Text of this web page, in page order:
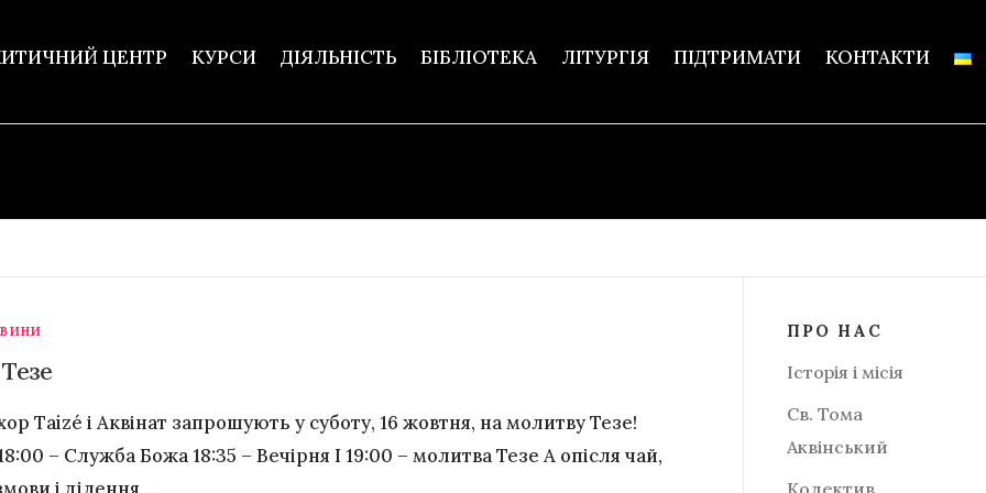
ЦЕНТР КУРСИ ДІЯЛЬНІСТЬ БІБЛІОТЕКА ЛІТУРГІЯ ПІДТРИМАТИ КОНТАКТИ
Taizé і Аквінат запрошують у суботу, 16 жовтня, на молитву Тезе!
– Служба Божа 18:35 – Вечірня І 19:00 – молитва Тезе А опісля чай,
ПРО НАС
Історія і місія
Св. Тома
Аквінський
Колектив